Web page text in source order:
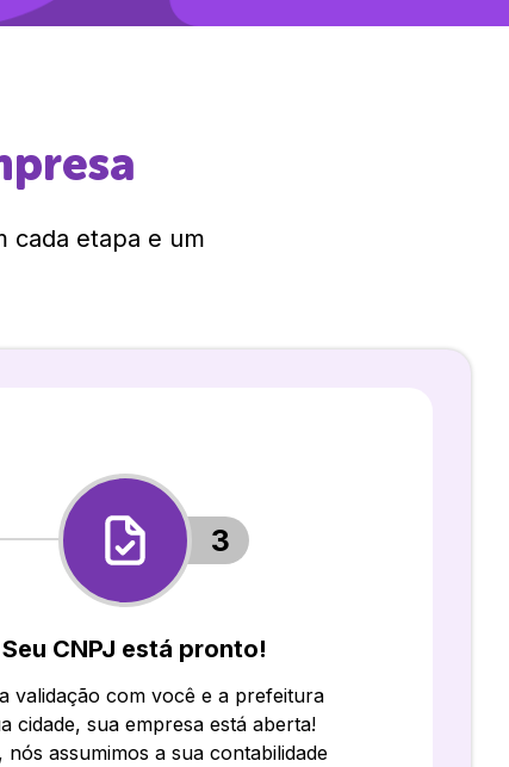
cada etapa e um
3
Seu CNPJ está pronto!
validação com você e a prefeitura
cidade, sua empresa está aberta!
nós assumimos a sua contabilidade